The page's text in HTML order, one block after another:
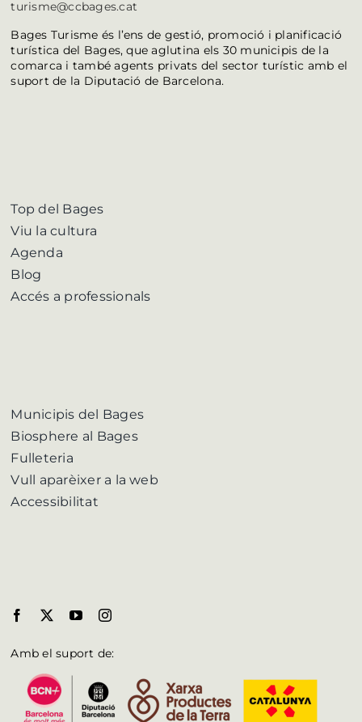
turisme@ccbages.cat
Bages Turisme és l’ens de gestió, promoció i planificació
turística del Bages, que aglutina els 30 municipis de la
comarca i també agents privats del sector turístic amb el
suport de la Diputació de Barcelona.
Top del Bages
Viu la cultura
Agenda
Blog
Accés a professionals
Municipis del Bages
Biosphere al Bages
Fulleteria
Vull aparèixer a la web
Accessibilitat
Amb el suport de: